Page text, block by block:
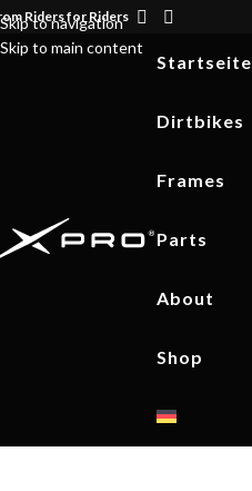
Skip to navigation
Skip to main content
Riders for Riders
Startseite
Dirtbikes
Frames
Parts
About
Shop